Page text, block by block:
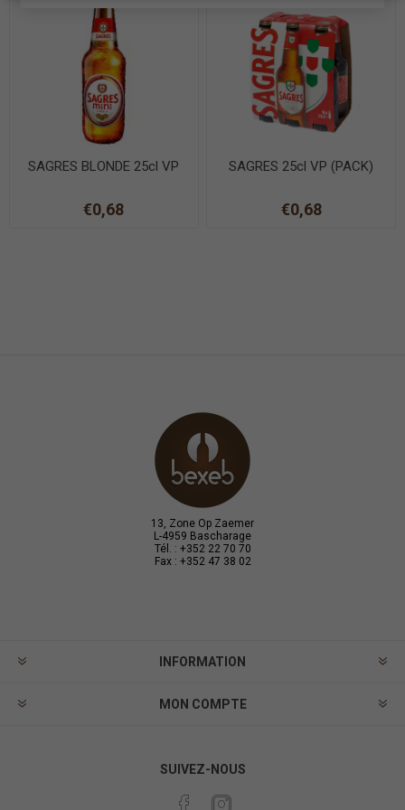
SAGRES BLONDE 25cl VP
€0,68
SAGRES 25cl VP (PACK)
€0,68
13, Zone Op Zaemer
L-4959 Bascharage
Tél. : +352 22 70 70
Fax : +352 47 38 02
INFORMATION
MON COMPTE
SUIVEZ-NOUS